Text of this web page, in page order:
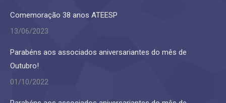
Comemoração 38 anos ATEESP
13/06/2023
Parabéns aos associados aniversariantes do mês de
Outubro!
01/10/2022